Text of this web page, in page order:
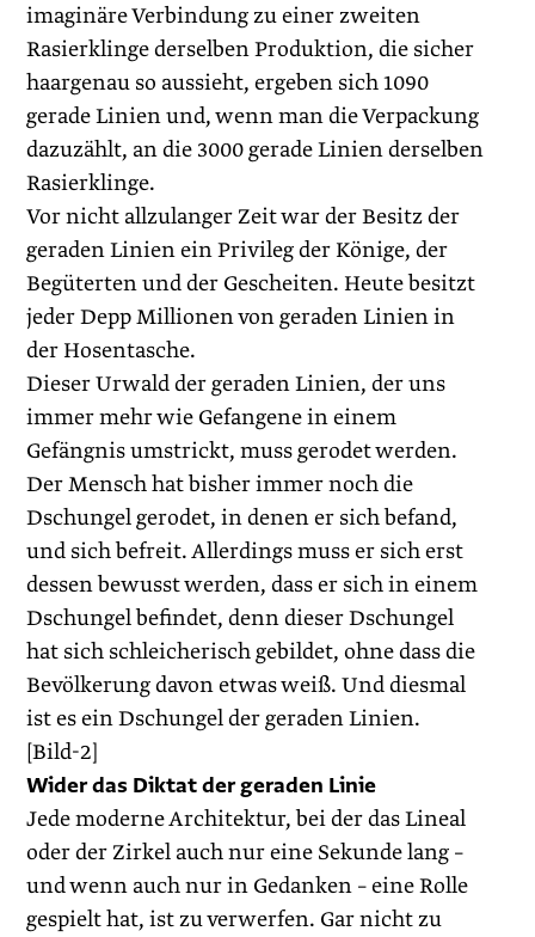
imaginäre Verbindung zu einer zweiten
Rasierklinge derselben Produktion, die sicher
haargenau so aussieht, ergeben sich 1090
gerade Linien und, wenn man die Verpackung
dazuzählt, an die 3000 gerade Linien derselben
Rasierklinge.
Vor nicht allzulanger Zeit war der Besitz der
geraden Linien ein Privileg der Könige, der
Begüterten und der Gescheiten. Heute ­besitzt
jeder Depp Millionen von geraden Linien in
der Hosentasche.
Dieser Urwald der geraden Linien, der uns
immer mehr wie Gefangene in einem
Gefängnis umstrickt, muss gerodet werden.
Der Mensch hat bisher immer noch die
Dschungel gerodet, in denen er sich befand,
und sich befreit. Allerdings muss er sich erst
dessen bewusst werden, dass er sich in einem
Dschungel befindet, denn dieser Dschungel
hat sich schleicherisch gebildet, ohne dass die
Bevölkerung davon etwas weiß. Und diesmal
ist es ein Dschungel der geraden Linien.
[Bild-2]
Wider das Diktat der geraden Linie
Jede moderne Architektur, bei der das Lineal
oder der Zirkel auch nur eine Sekunde lang –
und wenn auch nur in Gedanken – eine Rolle
gespielt hat, ist zu verwerfen. Gar nicht zu